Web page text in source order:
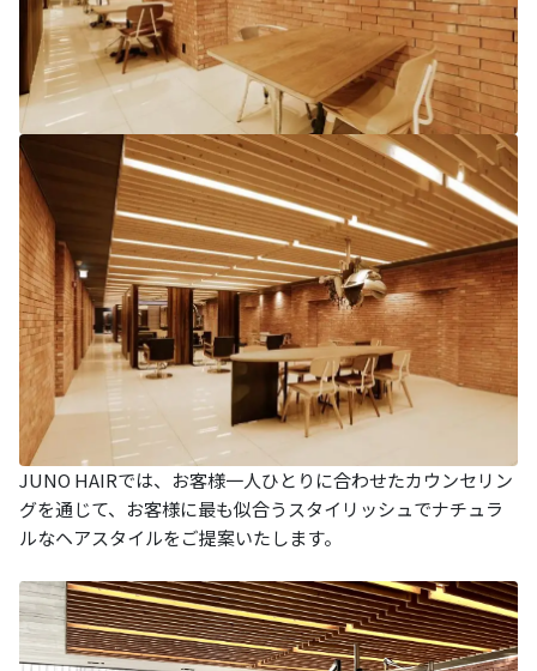
JUNO HAIRでは、お客様一人ひとりに合わせたカウンセリン
グを通じて、お客様に最も似合うスタイリッシュでナチュラ
ルなヘアスタイルをご提案いたします。